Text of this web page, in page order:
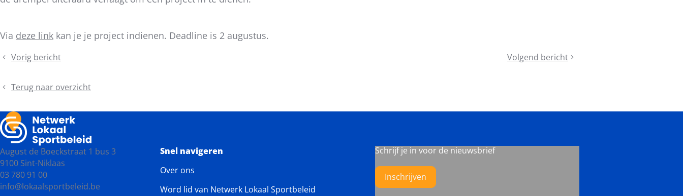
Via deze link kan je je project indienen. Deadline is 2 augustus.
Vorig bericht
Bike
Life:
mee
met
je
gemeente!
Volgend bericht
Subsidie
3
Terug naar overzicht
August de Boeckstraat 1 bus 3
9100 Sint-Niklaas
03 780 91 00
info@lokaalsportbeleid.be
Snel navigeren
Over ons
Word lid van Netwerk Lokaal Sportbeleid
Schrijf je in voor de nieuwsbrief
Inschrijven